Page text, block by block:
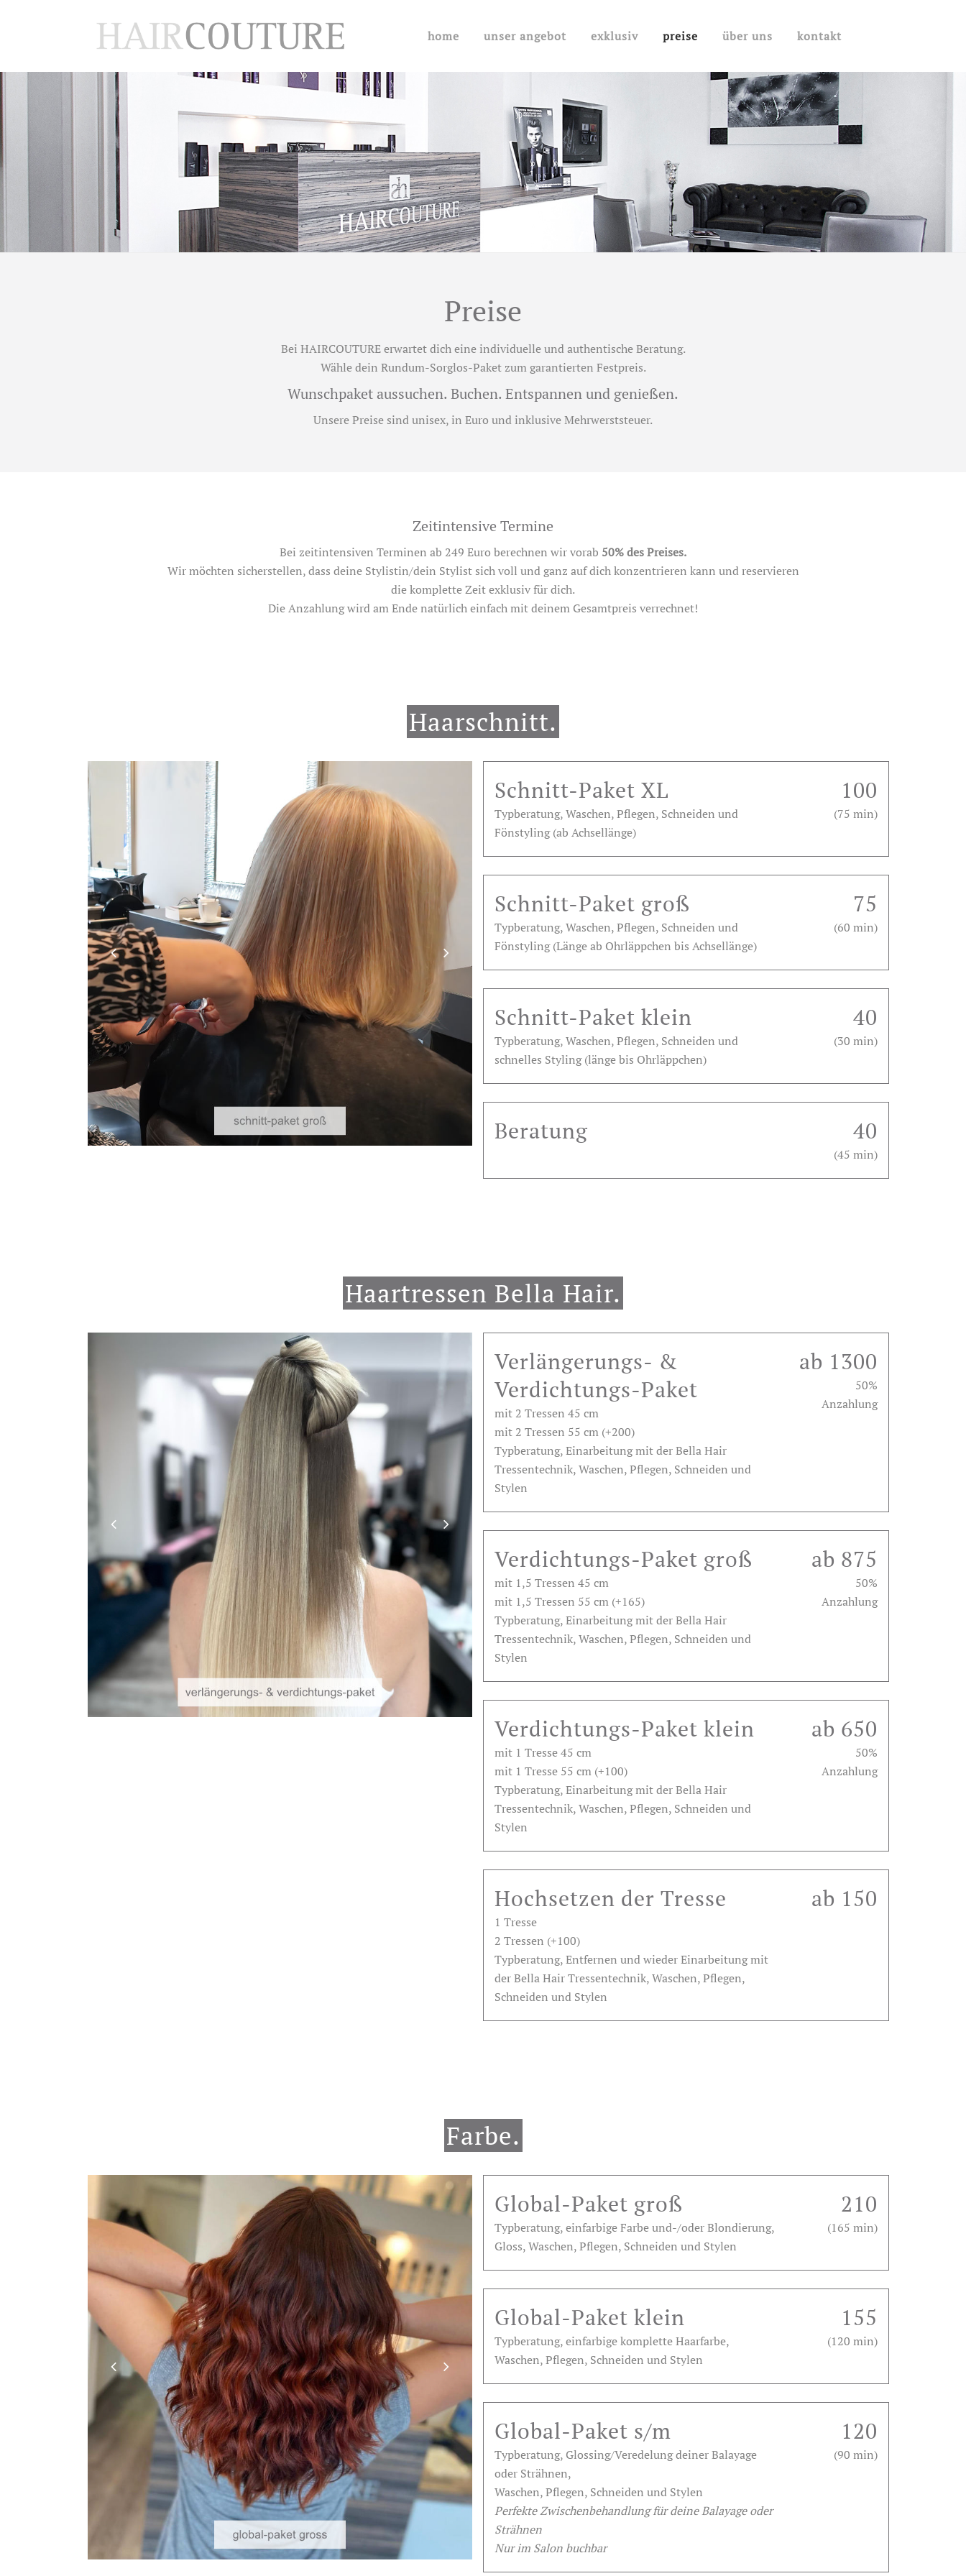
home unser angebot exklusiv preise über uns kontakt
Preise
Bei HAIRCOUTURE erwartet dich eine individuelle und authentische Beratung.
Wähle dein Rundum-Sorglos-Paket zum garantierten Festpreis.
Wunschpaket aussuchen. Buchen. Entspannen und genießen.
Unsere Preise sind unisex, in Euro und inklusive Mehrwerststeuer.
Zeitintensive Termine
Bei zeitintensiven Terminen ab 249 Euro berechnen wir vorab 50% des Preises.
Wir möchten sicherstellen, dass deine Stylistin/dein Stylist sich voll und ganz auf dich konzentrieren kann und reservieren
die komplette Zeit exklusiv für dich.
Die Anzahlung wird am Ende natürlich einfach mit deinem Gesamtpreis verrechnet!
Haarschnitt.
Schnitt-Paket XL
Typberatung, Waschen, Pflegen, Schneiden und
Fönstyling (ab Achsellänge)
100
(75 min)
Schnitt-Paket groß
Typberatung, Waschen, Pflegen, Schneiden und
Fönstyling (Länge ab Ohrläppchen bis Achsellänge)
75
(60 min)
Schnitt-Paket klein
Typberatung, Waschen, Pflegen, Schneiden und
schnelles Styling (länge bis Ohrläppchen)
40
(30 min)
Beratung 40
(45 min)
Haartressen Bella Hair.
Verlängerungs- &
Verdichtungs-Paket
mit 2 Tressen 45 cm
mit 2 Tressen 55 cm (+200)
Typberatung, Einarbeitung mit der Bella Hair
Tressentechnik, Waschen, Pflegen, Schneiden und
Stylen
ab 1300
50%
Anzahlung
Verdichtungs-Paket groß
mit 1,5 Tressen 45 cm
mit 1,5 Tressen 55 cm (+165)
Typberatung, Einarbeitung mit der Bella Hair
Tressentechnik, Waschen, Pflegen, Schneiden und
Stylen
ab 875
50%
Anzahlung
Verdichtungs-Paket klein
mit 1 Tresse 45 cm
mit 1 Tresse 55 cm (+100)
Typberatung, Einarbeitung mit der Bella Hair
Tressentechnik, Waschen, Pflegen, Schneiden und
Stylen
ab 650
50%
Anzahlung
Hochsetzen der Tresse
1 Tresse
2 Tressen (+100)
Typberatung, Entfernen und wieder Einarbeitung mit
der Bella Hair Tressentechnik, Waschen, Pflegen,
Schneiden und Stylen
ab 150
Farbe.
Global-Paket groß
Typberatung, einfarbige Farbe und-/oder Blondierung,
Gloss, Waschen, Pflegen, Schneiden und Stylen
210
(165 min)
Global-Paket klein
Typberatung, einfarbige komplette Haarfarbe,
Waschen, Pflegen, Schneiden und Stylen
155
(120 min)
Global-Paket s/m
Typberatung, Glossing/Veredelung deiner Balayage
oder Strähnen,
Waschen, Pflegen, Schneiden und Stylen
Perfekte Zwischenbehandlung für deine Balayage oder
Strähnen
Nur im Salon buchbar
120
(90 min)